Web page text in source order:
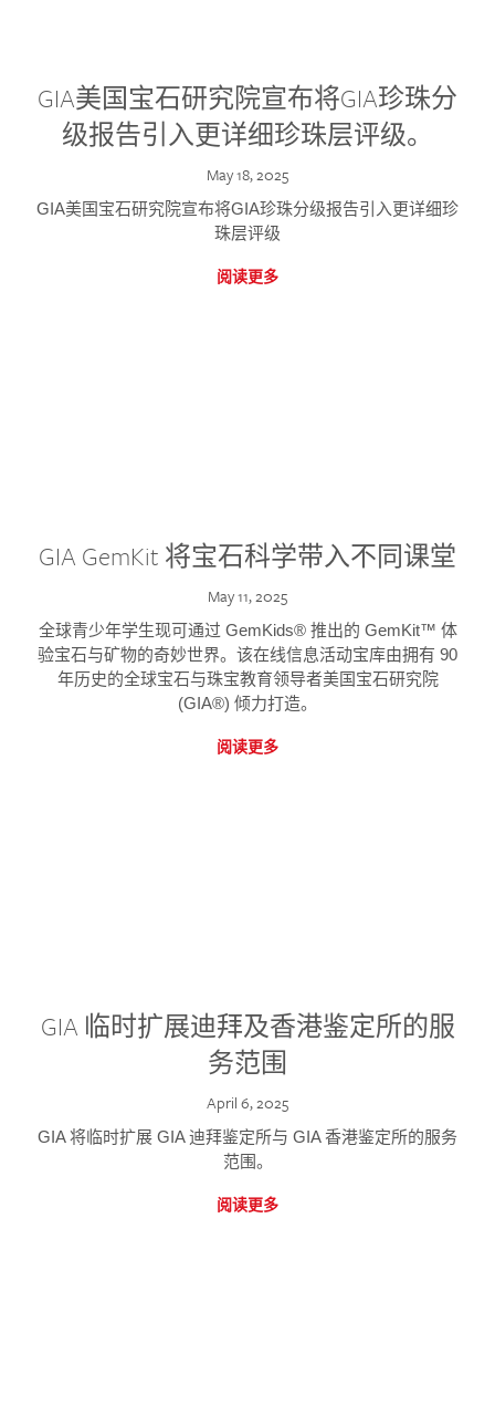
GIA美国宝石研究院宣布将GIA珍珠分
级报告引入更详细珍珠层评级。
May 18, 2025
GIA美国宝石研究院宣布将GIA珍珠分级报告引入更详细珍
珠层评级
阅读更多
GIA GemKit 将宝石科学带入不同课堂
May 11, 2025
全球青少年学生现可通过 GemKids® 推出的 GemKit™ 体
验宝石与矿物的奇妙世界。该在线信息活动宝库由拥有 90
年历史的全球宝石与珠宝教育领导者美国宝石研究院
(GIA®) 倾力打造。
阅读更多
GIA 临时扩展迪拜及香港鉴定所的服
务范围
April 6, 2025
GIA 将临时扩展 GIA 迪拜鉴定所与 GIA 香港鉴定所的服务
范围。
阅读更多